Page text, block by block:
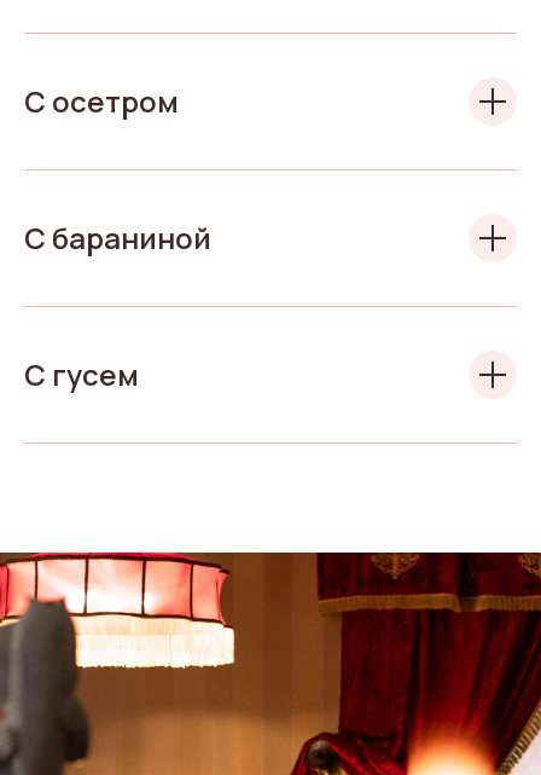
С осетром
С бараниной
С гусем